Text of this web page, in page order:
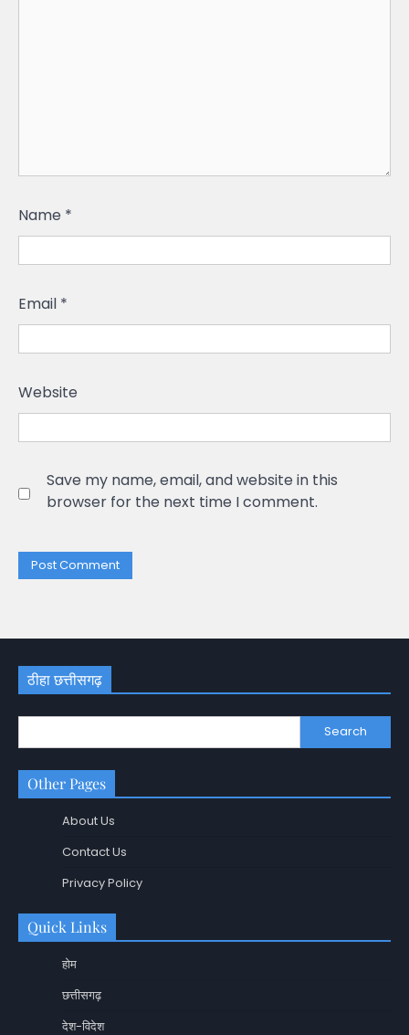
Name *
Email *
Website
Save my name, email, and website in this
browser for the next time I comment.
ठीहा छत्तीसगढ़
Search
Other Pages
About Us
Contact Us
Privacy Policy
Quick Links
होम
छत्तीसगढ़
देश-विदेश